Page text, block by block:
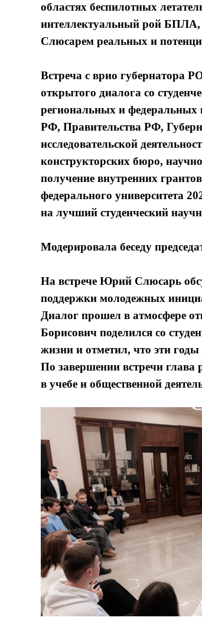
областях беспилотных
интеллектуальный рой БПЛА,
Слюсарем реальных и
Встреча с врио губернатора
открытого диалога со
региональных и федеральных
РФ, Правительства РФ,
исследовательской
конструкторских бюро,
получение внутренних
федерального университета
на лучший студенческий
Модерировала беседу
На встрече Юрий Слюсарь
поддержки молодежных
Диалог прошел в атмосфере
Борисович поделился со
жизни и отметил, что эти
По завершении встречи глава
в учебе и общественной